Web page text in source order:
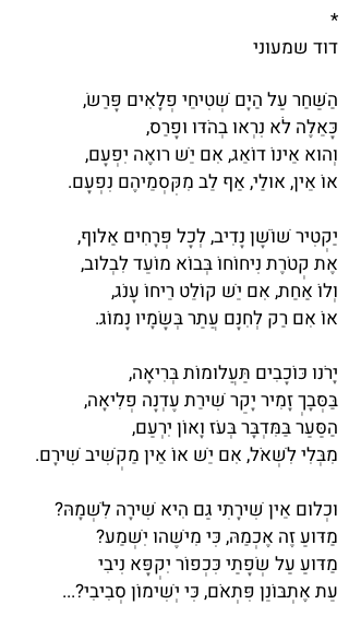
*
דוד שמעוני
הַשַּׁחַר עַל הַיָּם שְׁטִיחֵי פְלָאִים פָּרַשׂ,
כָּאֵלֶּה לֹא נִרְאוּ בְהֹדּוּ וּפָרַס,
וְהוּא אֵינוֹ דוֹאֵג, אִם יֵשׁ רואֶה יִפְעָם,
אוֹ אֵין, אוּלַי, אַף לֵב מִקִּסְמֵיהֶם נִפְעָם.
יַקְטִיר שׁוֹשָׁן נָדִיב, לְכָל פְּרָחִים אַלּוּף,
אֶת קְטֹרֶת נִיחוֹחוֹ בְּבוֹא מוֹעֵד לִבְלוּב,
וְלוֹ אַחַת, אִם יֵשׁ קוֹלֵט רֵיחוֹ עָנֹג,
אוֹ אִם רַק לְחִנָּם עֲתַר בְּשָׂמָיו נָמוֹג.
יָרֹנּוּ כּוֹכָבִים תַּעֲלוּמוֹת בְּרִיאָה,
בַּסְּבָךְ זָמִיר יָקֵר שִׁירַת עֶדְנָה פְלִיאָה,
הַסַּעַר בַּמִּדְבָּר בְּעֹז וָאוֹן יִרְעַם,
מִבְּלִי לִשְׁאֹל, אִם יֵשׁ אוֹ אֵין מַקְשִׁיב שִׁירָם.
וּכְלוּם אֵין שִׁירָתִי גַּם הִיא שִׁירָה לִשְׁמָהּ?
מַדּוּעַ זֶה אֶכְמַהּ, כִּי מִישֶׁהוּ יִשְׁמַע?
מַדּוּעַ עַל שְׂפָתַי כִּכְפוֹר יִקְפָּא נִיבִי
עֵת אֶתְבּוֹנֵן פִּתְאֹם, כִּי יְשִׁימוֹן סְבִיבִי?...